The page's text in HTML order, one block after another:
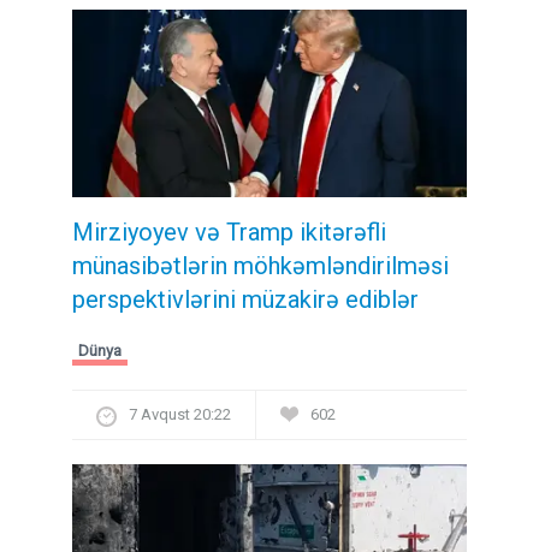
Mirziyoyev və Tramp ikitərəfli
münasibətlərin möhkəmləndirilməsi
perspektivlərini müzakirə ediblər
Dünya
7 Avqust 20:22 602